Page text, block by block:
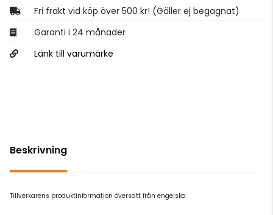
Fri frakt vid köp över 500 kr! (Gäller ej begagnat)
Garanti i 24 månader
Länk till varumärke
Beskrivning
Tillverkarens produktinformation översatt från engelska